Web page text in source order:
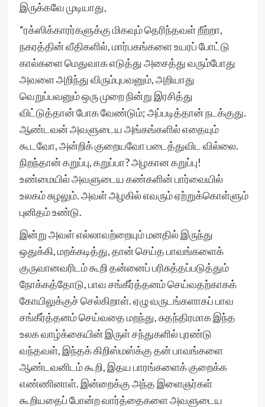
இருக்கவே முடியாது,
“ரக்ஸிக்காரர்களுக்கு மிகவும் தெரிந்தவள் றீற்றா,
நகரத்தின் வீதிகளில், மார்பகங்களை உயரப் போட்டு
கால்களை மெதுவாக எடுத்து அசைத்து வரும்போது
அவளை அறிந்து விரும்புபவனும், அறியாது
வெறுப்பவனும் ஒரு முறை நின்று இரசித்து
விட்டுத்தான் போக வேண்டும்; அப்படித்தான் நடக்குது.
ஆண்டவன் அவளுடைய அங்கங்களில் எதையும்
கூடவோ, அன்றிக் குறையவோ படைத்துவிட வில்லை.
நிறந்தான் கறுப்பு, கறுப்பா? அழகான கறுப்பு!
உண்மையில் அவளுடைய கண்களின் பார்வையில்
உலகம் சுழலும். அவள் அழகில் எவரும் ஏற்றுக்கொள்ளும்
புனிதம் உண்டு.
இன்று அவள் எல்லாவற்றையும் மனதில் இருந்து
ஒதுக்கி, மறக்கடித்து, தான் செய்த பாவங்களைக்
குருவானவரிடம் கூறி தன்னைப் பரிசுத்தப்படுத்தும்
நோக்கத்தோடு, பாவ சங்கீர்த்தனம் செய்வதற்காகக்
கோயிலுக்குச் செல்கிறாள். ஏழு வருடங்களாகப் பாவ
சங்கீர்த்தனம் செய்வதை மறந்து, சுதந்திரமாக இந்த
உலக வாழ்க்கையின் இருள் சந்துகளில் புரண்டு
வந்தவள், இந்தக் கிறிஸ்மஸ்க்கு தன் பாவங்களை
ஆண்டவனிடம் கூறி, இதய பாரங்களைக் குறைக்க
எண்ணினாள். இன்றைக்கு அந்த இளைஞர்கள்
கூறியதைப் போன்ற வார்த்தைகளை அவளுடைய